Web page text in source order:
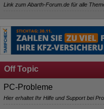
Link zum Abarth-Forum.de für alle
Off Topic
PC-Probleme
Hier erhaltet Ihr Hilfe und Support bei